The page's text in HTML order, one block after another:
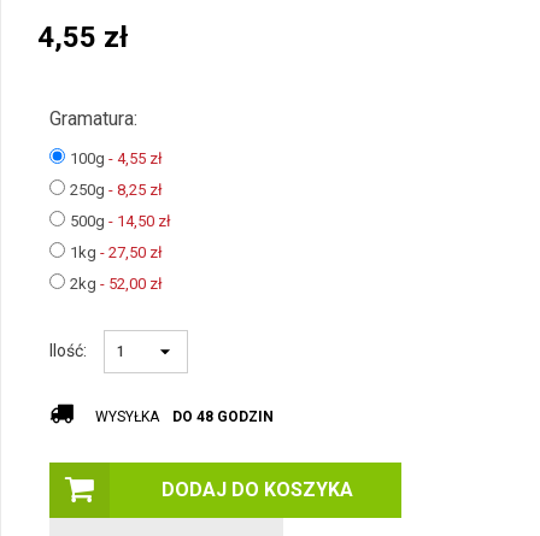
4,55 zł
Gramatura:
100g - 4,55 zł
250g - 8,25 zł
500g - 14,50 zł
1kg - 27,50 zł
2kg - 52,00 zł
Ilość:
WYSYŁKA DO 48 GODZIN
DODAJ DO KOSZYKA